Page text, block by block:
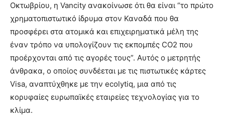
lyons
teaches
you
the
meaning
of
pain.
pornhun
hd
porn
Οκτωβρίου, η Vancity ανακοίνωσε ότι θα είναι “το πρώτο
χρηματοπιστωτικό ίδρυμα στον Καναδά που θα
προσφέρει στα ατομικά και επιχειρηματικά μέλη της
έναν τρόπο να υπολογίζουν τις εκπομπές CO2 που
προέρχονται από τις αγορές τους”. Αυτός ο μετρητής
άνθρακα, ο οποίος συνδέεται με τις πιστωτικές κάρτες
Visa, αναπτύχθηκε με την ecolytiq, μια από τις
κορυφαίες ευρωπαϊκές εταιρείες τεχνολογίας για το
κλίμα.